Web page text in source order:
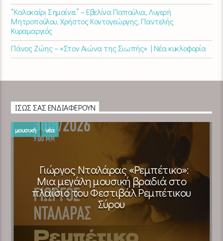
“Καλοκαίρι Σημαίνει” – Εβελίνα Παπούλια, Λυγερή
Μητροπούλου, Χρήστος Κοντογεώργης, Παντελής
Κυραμαργιός
Πάνος Ζώης – «Στον Αιώνα της Σιωπής» | Νέα κυκλοφορία
ΊΣΩΣ ΣΑΣ ΕΝΔΙΑΦΈΡΟΥΝ
μουσική νέα
Γιώργος Νταλάρας «Ρεμπέτικο»:
Μια μεγάλη μουσική βραδιά στο
πλαίσιο του Φεστιβάλ Ρεμπέτικου
Σύρου